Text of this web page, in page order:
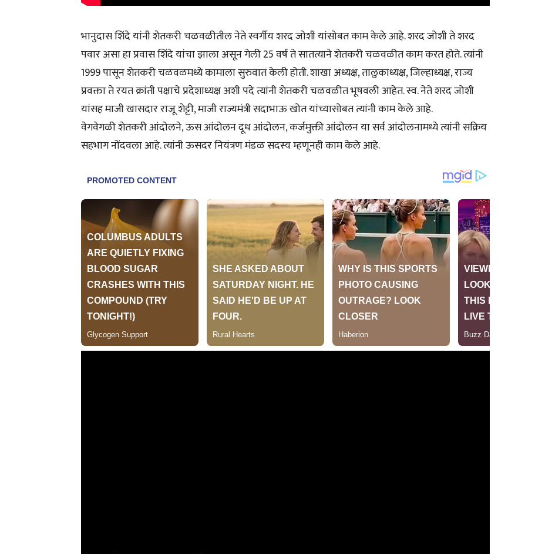
भानुदास शिंदे यांनी शेतकरी चळवळीतील नेते स्वर्गीय शरद जोशी यांसोबत काम केले आहे. शरद जोशी ते शरद
पवार असा हा प्रवास शिंदे यांचा झाला असून गेली 25 वर्ष ते सातत्याने शेतकरी चळवळीत काम करत होते. त्यांनी
1999 पासून शेतकरी चळवळमध्ये कामाला सुरुवात केली होती. शाखा अध्यक्ष, तालुकाध्यक्ष, जिल्हाध्यक्ष, राज्य
प्रवक्ता ते रयत क्रांती पक्षाचे प्रदेशाध्यक्ष अशी पदे त्यांनी शेतकरी चळवळीत भूषवली आहेत. स्व. नेते शरद जोशी
यांसह माजी खासदार राजू शेट्टी, माजी राज्यमंत्री सदाभाऊ खोत यांच्यासोबत त्यांनी काम केले आहे.
वेगवेगळी शेतकरी आंदोलने, ऊस आंदोलन दूध आंदोलन, कर्जमुक्ती आंदोलन या सर्व आंदोलनामध्ये त्यांनी सक्रिय
सहभाग नोंदवला आहे. त्यांनी ऊसदर नियंत्रण मंडळ सदस्य म्हणूनही काम केले आहे.